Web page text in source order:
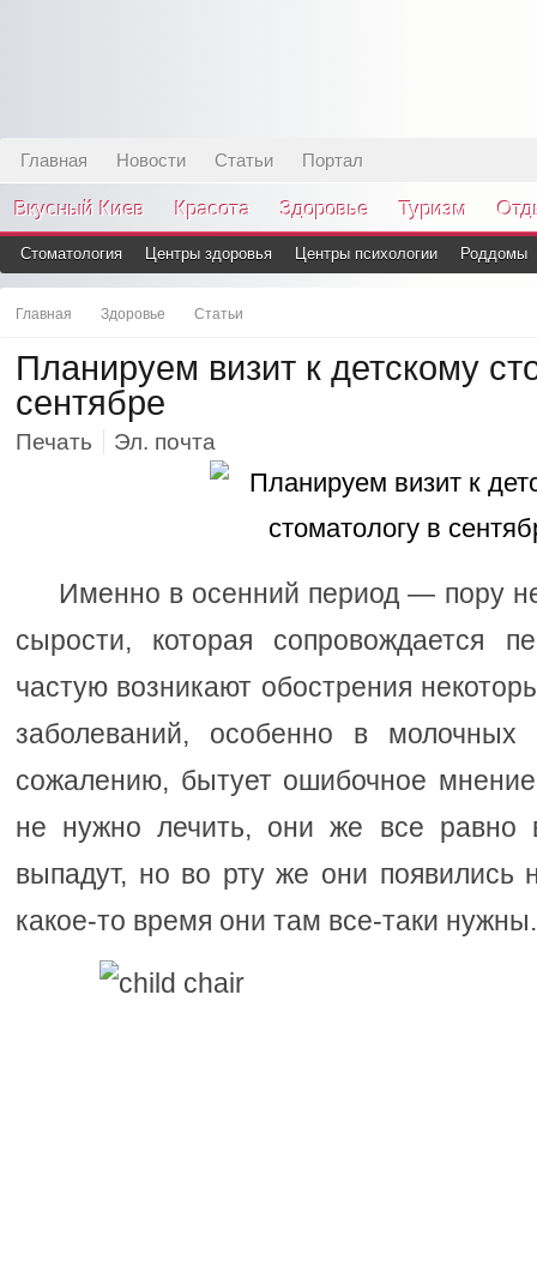
Главная Новости Статьи Портал
Вкусный Киев Красота Здоровье Туризм
Стоматология Центры здоровья Центры психологии Роддомы
Главная Здоровье Статьи
Планируем визит к детскому
сентябре
Печать Эл. почта
Именно в осенний период — пору
сырости, которая сопровождается
частую возникают обострения
заболеваний, особенно в
сожалению, бытует ошибочное
не нужно лечить, они же все равно
выпадут, но во рту же они появились
какое-то время они там все-таки нужны.